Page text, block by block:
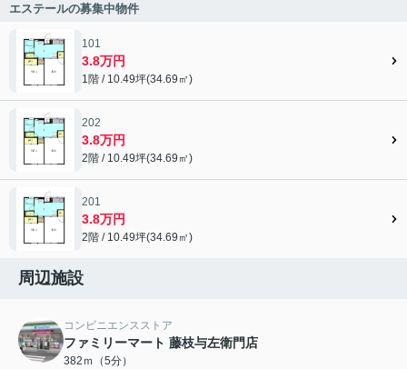
エステールの募集中物件
101
3.8万円
1階 / 10.49坪(34.69㎡)
202
3.8万円
2階 / 10.49坪(34.69㎡)
201
3.8万円
2階 / 10.49坪(34.69㎡)
周辺施設
コンビニエンスストア
ファミリーマート 藤枝与左衛門店
382ｍ（5分）